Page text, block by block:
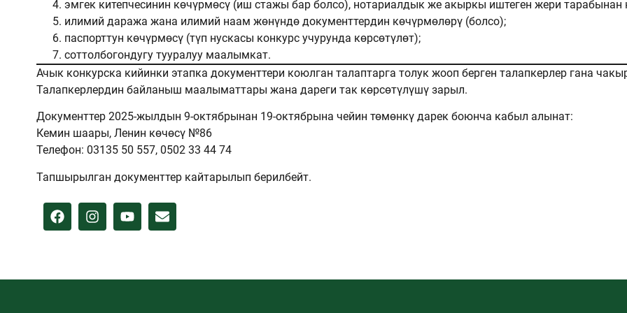
эмгек китепчесинин көчүрмөсү (иш стажы бар болсо), нотариалдык же акыркы иштеген жери тарабынан
илимий даража жана илимий наам жөнүндө документтердин көчүрмөлөрү (болсо);
паспорттун көчүрмөсү (түп нускасы конкурс учурунда көрсөтүлөт);
соттолбогондугу тууралуу маалымкат.
Ачык конкурска кийинки этапка документтери коюлган талаптарга толук жооп берген талапкерлер гана
Талапкерлердин байланыш маалыматтары жана дареги так көрсөтүлүшү зарыл.
Документтер 2025-жылдын 9-октябрынан 19-октябрына чейин төмөнкү дарек боюнча кабыл алынат:
Кемин шаары, Ленин көчөсү №86
Телефон: 03135 50 557, 0502 33 44 74
Тапшырылган документтер кайтарылып берилбейт.